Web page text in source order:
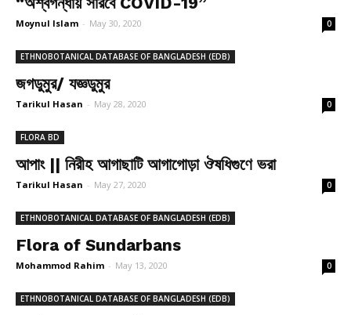
Moynul Islam - May 30, 2020 0
ETHNOBOTANICAL DATABASE OF BANGLADESH (EDB)
জগডুমুর/ যজ্ঞডুমুর
Tarikul Hasan - May 28, 2020 0
FLORA BD
আপাং || নিরীহ আগাছাটি আগাগোড়া ঔষধিগুণে ভরা
Tarikul Hasan - May 27, 2020 0
ETHNOBOTANICAL DATABASE OF BANGLADESH (EDB)
Flora of Sundarbans
Mohammod Rahim - May 13, 2020 0
ETHNOBOTANICAL DATABASE OF BANGLADESH (EDB)